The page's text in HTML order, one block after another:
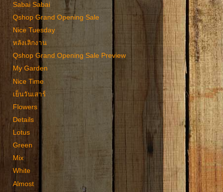
Sabai Sabai
Qshop Grand Opening Sale
Nice Tuesday
หลังเลิกงาน
Qshop Grand Opening Sale Preview
My Garden
Nice Time
เย็นวันเสาร์
Flowers
Details
Lotus
Green
Mix
White
Almost